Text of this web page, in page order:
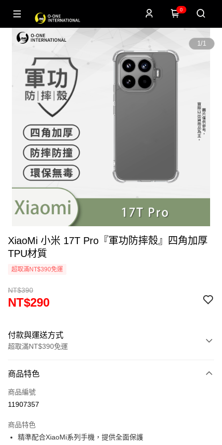
0
1/1
XiaoMi 小米 17T Pro『軍功防摔殼』四角加厚
TPU材質
超取滿NT$390免運
NT$390
NT$290
付款與運送方式
超取滿NT$390免運
信用卡一次付款
超商取貨付款
Apple Pay
商品特色
商品編號
11907357
商品特色
精準配合XiaoMi系列手機，提供全面保護